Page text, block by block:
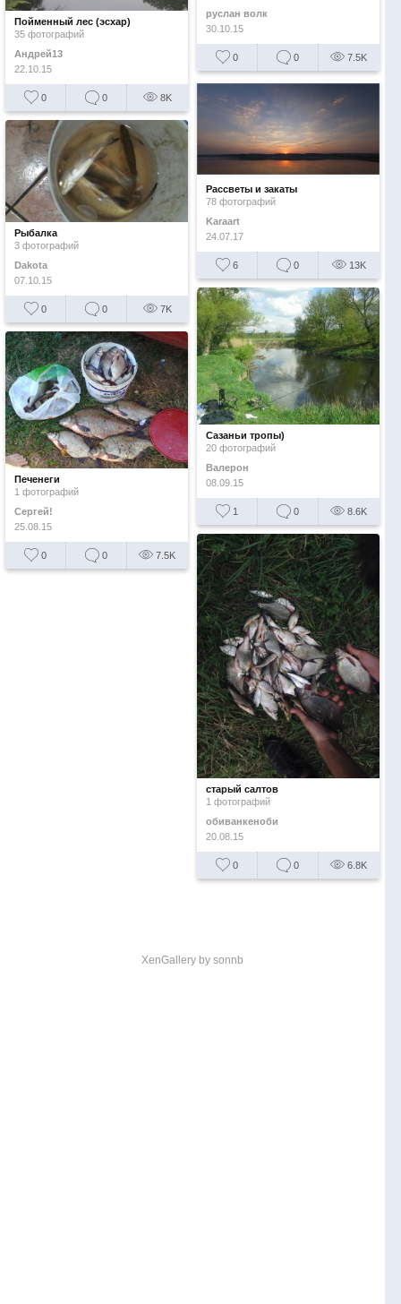
руслан волк
30.10.15
0 0 7.5K
Пойменный лес (эсхар)
35 фотографий
Андрей13
22.10.15
0 0 8K
Рассветы и закаты
78 фотографий
Karaart
24.07.17
6 0 13K
Рыбалка
3 фотографий
Dakota
07.10.15
0 0 7K
Сазаньи тропы)
20 фотографий
Валерон
08.09.15
1 0 8.6K
Печенеги
1 фотографий
Сергей!
25.08.15
0 0 7.5K
старый салтов
1 фотографий
обиванкеноби
20.08.15
0 0 6.8K
XenGallery bysonnb